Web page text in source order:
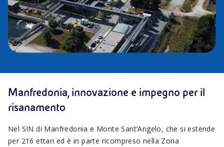
Manfredonia, innovazione e impegno per il
risanamento
Nel SIN di Manfredonia e Monte Sant’Angelo, che si estende
per 216 ettari ed è in parte ricompreso nella Zona